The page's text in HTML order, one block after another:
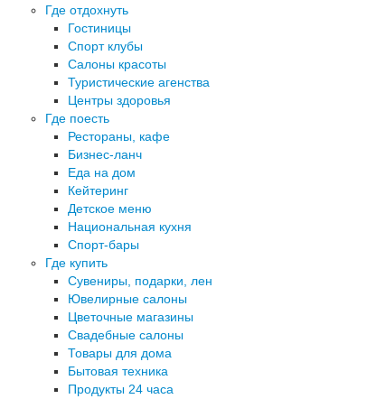
Где отдохнуть
Гостиницы
Спорт клубы
Салоны красоты
Туристические агенства
Центры здоровья
Где поесть
Рестораны, кафе
Бизнес-ланч
Еда на дом
Кейтеринг
Детское меню
Национальная кухня
Спорт-бары
Где купить
Сувениры, подарки, лен
Ювелирные салоны
Цветочные магазины
Свадебные салоны
Товары для дома
Бытовая техника
Продукты 24 часа